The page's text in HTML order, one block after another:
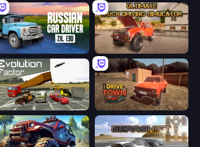
Russian Car Driver ZIL 130 Ultimate Truck Driving Simulator 2020
Evolution Factor DriveTown